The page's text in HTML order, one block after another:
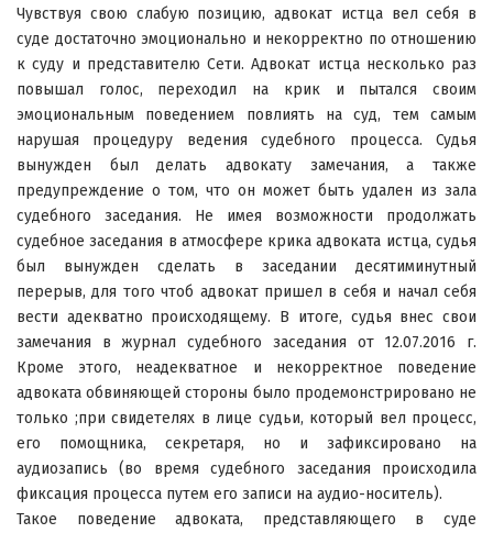
Чувствуя свою слабую позицию, адвокат истца вел себя в
суде достаточно эмоционально и некорректно по отношению
к суду и представителю Сети. Адвокат истца несколько раз
повышал голос, переходил на крик и пытался своим
эмоциональным поведением повлиять на суд, тем самым
нарушая процедуру ведения судебного процесса. Судья
вынужден был делать адвокату замечания, а также
предупреждение о том, что он может быть удален из зала
судебного заседания. Не имея возможности продолжать
судебное заседания в атмосфере крика адвоката истца, судья
был вынужден сделать в заседании десятиминутный
перерыв, для того чтоб адвокат пришел в себя и начал себя
вести адекватно происходящему. В итоге, судья внес свои
замечания в журнал судебного заседания от 12.07.2016 г.
Кроме этого, неадекватное и некорректное поведение
адвоката обвиняющей стороны было продемонстрировано не
только ;при свидетелях в лице судьи, который вел процесс,
его помощника, секретаря, но и зафиксировано на
аудиозапись (во время судебного заседания происходила
фиксация процесса путем его записи на аудио-носитель).
Такое поведение адвоката, представляющего в суде